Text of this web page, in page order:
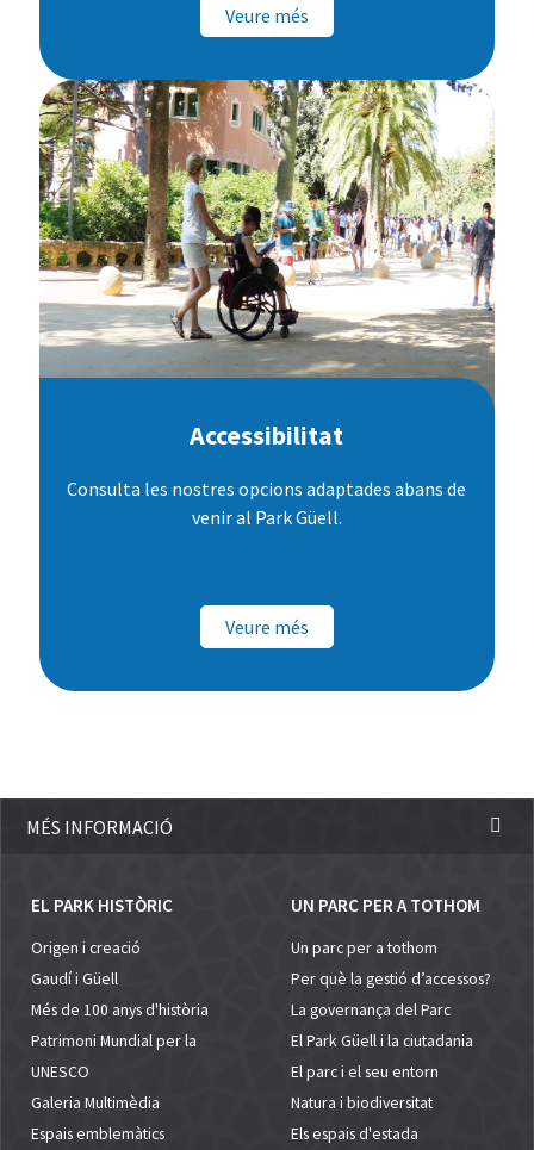
Veure més
Accessibilitat
Consulta les nostres opcions adaptades abans de
venir al Park Güell.
Veure més
MÉS INFORMACIÓ
EL PARK HISTÒRIC
Origen i creació
Gaudí i Güell
Més de 100 anys d'història
Patrimoni Mundial per la
UNESCO
Galeria Multimèdia
Espais emblemàtics
UN PARC PER A TOTHOM
Un parc per a tothom
Per què la gestió d’accessos?
La governança del Parc
El Park Güell i la ciutadania
El parc i el seu entorn
Natura i biodiversitat
Els espais d'estada